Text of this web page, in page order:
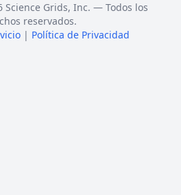
Science Grids, Inc. — Todos los
reservados.
| Política de Privacidad